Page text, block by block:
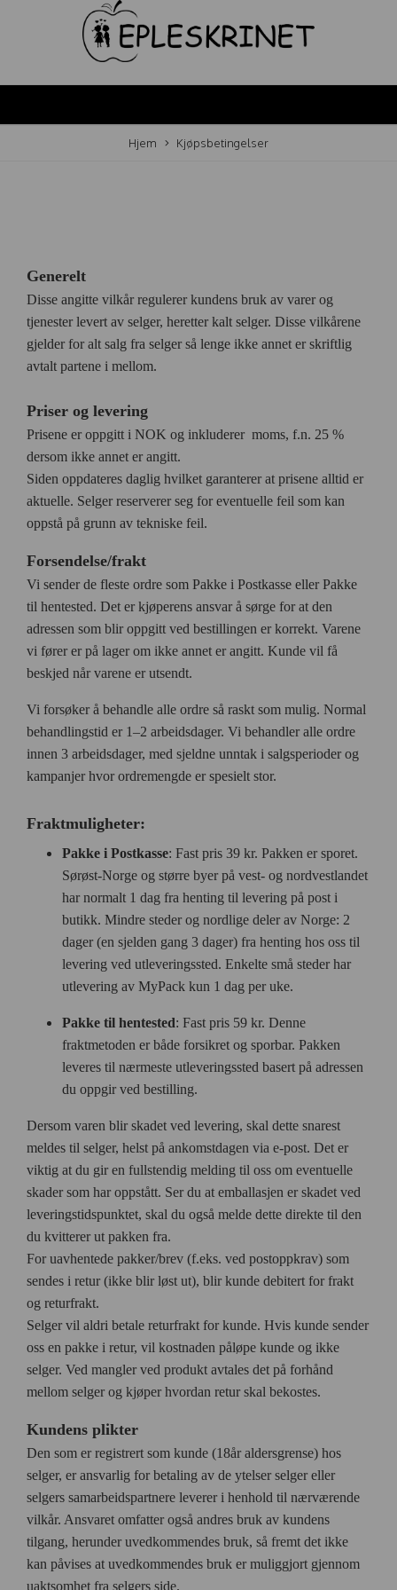
Hjem Kjøpsbetingelser
Generelt
Disse angitte vilkår regulerer kundens bruk av varer og
tjenester levert av selger, heretter kalt selger. Disse vilkårene
gjelder for alt salg fra selger så lenge ikke annet er skriftlig
avtalt partene i mellom.
Priser og levering
Prisene er oppgitt i NOK og inkluderer moms, f.n. 25 %
dersom ikke annet er angitt.
Siden oppdateres daglig hvilket garanterer at prisene alltid er
aktuelle. Selger reserverer seg for eventuelle feil som kan
oppstå på grunn av tekniske feil.
Forsendelse/frakt
Vi sender de fleste ordre som Pakke i Postkasse eller Pakke
til hentested. Det er kjøperens ansvar å sørge for at den
adressen som blir oppgitt ved bestillingen er korrekt. Varene
vi fører er på lager om ikke annet er angitt. Kunde vil få
beskjed når varene er utsendt.
Vi forsøker å behandle alle ordre så raskt som mulig. Normal
behandlingstid er 1–2 arbeidsdager. Vi behandler alle ordre
innen 3 arbeidsdager, med sjeldne unntak i salgsperioder og
kampanjer hvor ordremengde er spesielt stor.
Fraktmuligheter:
Pakke i Postkasse: Fast pris 39 kr. Pakken er sporet.
Sørøst-Norge og større byer på vest- og nordvestlandet
har normalt 1 dag fra henting til levering på post i
butikk. Mindre steder og nordlige deler av Norge: 2
dager (en sjelden gang 3 dager) fra henting hos oss til
levering ved utleveringssted. Enkelte små steder har
utlevering av MyPack kun 1 dag per uke.
Pakke til hentested: Fast pris 59 kr. Denne
fraktmetoden er både forsikret og sporbar. Pakken
leveres til nærmeste utleveringssted basert på adressen
du oppgir ved bestilling.
Dersom varen blir skadet ved levering, skal dette snarest
meldes til selger, helst på ankomstdagen via e-post. Det er
viktig at du gir en fullstendig melding til oss om eventuelle
skader som har oppstått. Ser du at emballasjen er skadet ved
leveringstidspunktet, skal du også melde dette direkte til den
du kvitterer ut pakken fra.
For uavhentede pakker/brev (f.eks. ved postoppkrav) som
sendes i retur (ikke blir løst ut), blir kunde debitert for frakt
og returfrakt.
Selger vil aldri betale returfrakt for kunde. Hvis kunde sender
oss en pakke i retur, vil kostnaden påløpe kunde og ikke
selger. Ved mangler ved produkt avtales det på forhånd
mellom selger og kjøper hvordan retur skal bekostes.
Kundens plikter
Den som er registrert som kunde (18år aldersgrense) hos
selger, er ansvarlig for betaling av de ytelser selger eller
selgers samarbeidspartnere leverer i henhold til nærværende
vilkår. Ansvaret omfatter også andres bruk av kundens
tilgang, herunder uvedkommendes bruk, så fremt det ikke
kan påvises at uvedkommendes bruk er muliggjort gjennom
uaktsomhet fra selgers side.